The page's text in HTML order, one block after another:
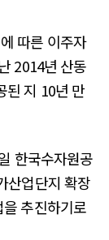
따른 이주자
2014년 산동
된 지 10년 만
한국수자원공
산업단지 확장
추진하기로